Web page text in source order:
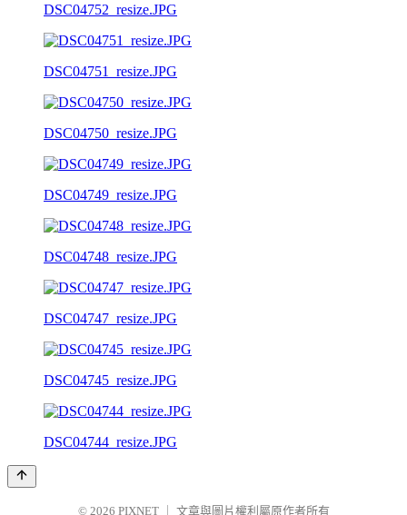
DSC04752_resize.JPG
DSC04751_resize.JPG
DSC04750_resize.JPG
DSC04749_resize.JPG
DSC04748_resize.JPG
DSC04747_resize.JPG
DSC04745_resize.JPG
DSC04744_resize.JPG
© 2026 PIXNET 文章與圖片權利屬原作者所有